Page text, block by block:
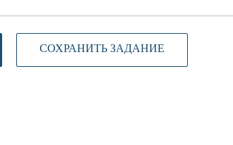
СОХРАНИТЬ ЗАДАНИЕ